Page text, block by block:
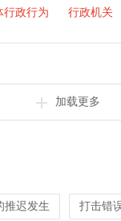
行政行为 行政机关
加载更多
推迟发生 打击错